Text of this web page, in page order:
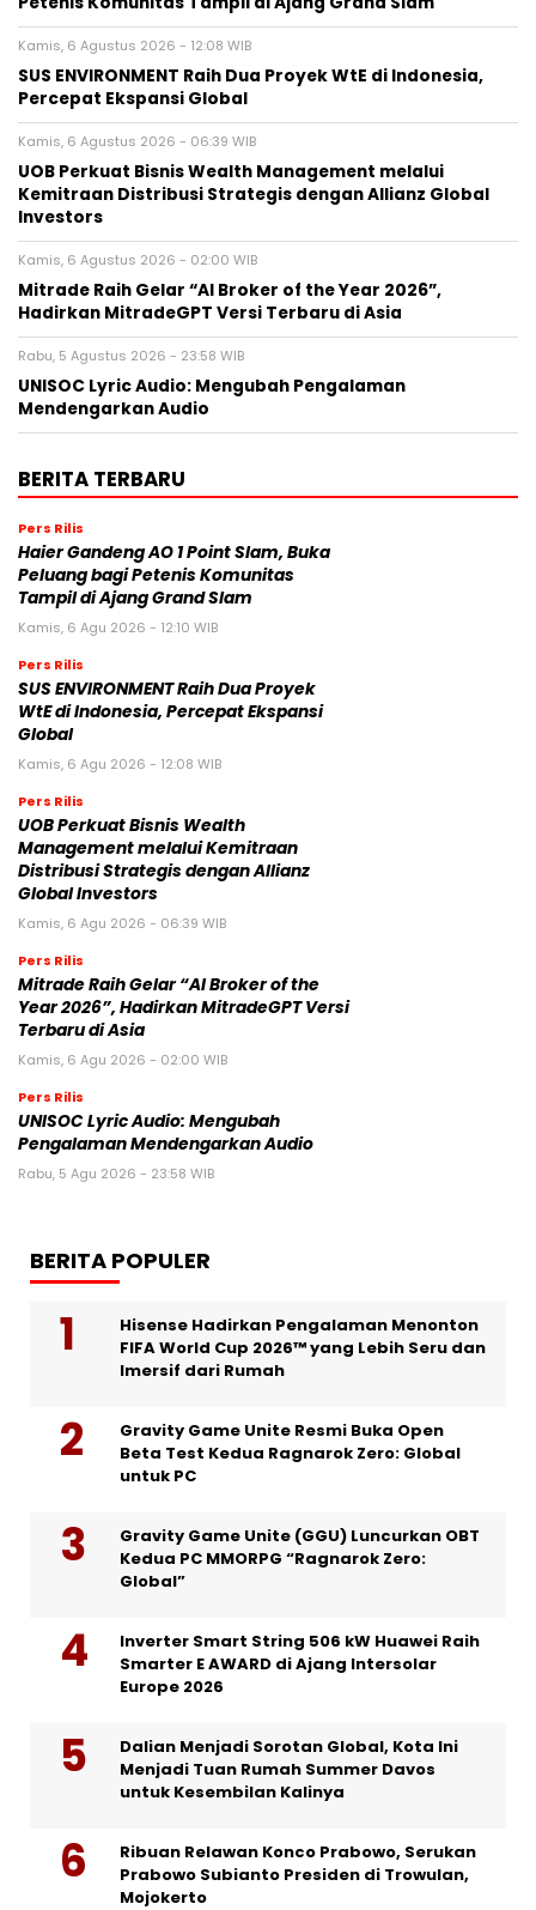
Kamis, 6 Agustus 2026 - 12:08 WIB
SUS ENVIRONMENT Raih Dua Proyek WtE di Indonesia,
Percepat Ekspansi Global
Kamis, 6 Agustus 2026 - 06:39 WIB
UOB Perkuat Bisnis Wealth Management melalui
Kemitraan Distribusi Strategis dengan Allianz Global
Investors
Kamis, 6 Agustus 2026 - 02:00 WIB
Mitrade Raih Gelar “AI Broker of the Year 2026”,
Hadirkan MitradeGPT Versi Terbaru di Asia
Rabu, 5 Agustus 2026 - 23:58 WIB
UNISOC Lyric Audio: Mengubah Pengalaman
Mendengarkan Audio
BERITA TERBARU
Pers Rilis
Haier Gandeng AO 1 Point Slam, Buka
Peluang bagi Petenis Komunitas
Tampil di Ajang Grand Slam
Kamis, 6 Agu 2026 - 12:10 WIB
Pers Rilis
SUS ENVIRONMENT Raih Dua Proyek
WtE di Indonesia, Percepat Ekspansi
Global
Kamis, 6 Agu 2026 - 12:08 WIB
Pers Rilis
UOB Perkuat Bisnis Wealth
Management melalui Kemitraan
Distribusi Strategis dengan Allianz
Global Investors
Kamis, 6 Agu 2026 - 06:39 WIB
Pers Rilis
Mitrade Raih Gelar “AI Broker of the
Year 2026”, Hadirkan MitradeGPT Versi
Terbaru di Asia
Kamis, 6 Agu 2026 - 02:00 WIB
Pers Rilis
UNISOC Lyric Audio: Mengubah
Pengalaman Mendengarkan Audio
Rabu, 5 Agu 2026 - 23:58 WIB
BERITA POPULER
Hisense Hadirkan Pengalaman Menonton
FIFA World Cup 2026™ yang Lebih Seru dan
Imersif dari Rumah
Gravity Game Unite Resmi Buka Open
Beta Test Kedua Ragnarok Zero: Global
untuk PC
Gravity Game Unite (GGU) Luncurkan OBT
Kedua PC MMORPG “Ragnarok Zero:
Global”
Inverter Smart String 506 kW Huawei Raih
Smarter E AWARD di Ajang Intersolar
Europe 2026
Dalian Menjadi Sorotan Global, Kota Ini
Menjadi Tuan Rumah Summer Davos
untuk Kesembilan Kalinya
Ribuan Relawan Konco Prabowo, Serukan
Prabowo Subianto Presiden di Trowulan,
Mojokerto